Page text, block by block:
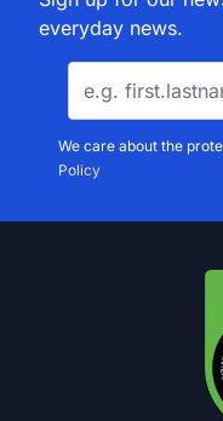
everyday news.
We care about the
Policy